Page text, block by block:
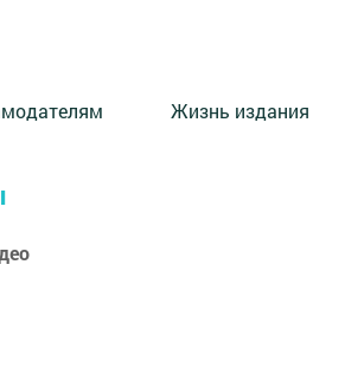
Жизнь издания